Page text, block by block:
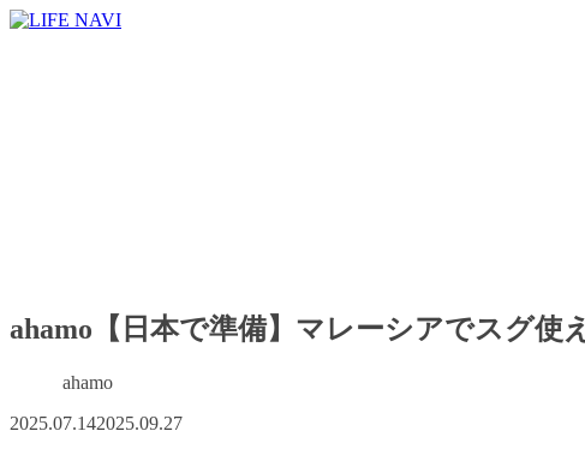
ahamo【日本で準備】マレーシアでスグ使
ahamo
2025.07.142025.09.27